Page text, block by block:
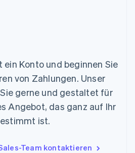
ein Konto und beginnen Sie
von Zahlungen. Unser
gerne und gestaltet für
Angebot, das ganz auf Ihr
ist.
Team kontaktieren